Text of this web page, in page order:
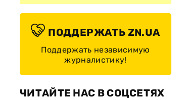
ПОДДЕРЖАТЬ ZN.UA
Поддержать независимую
журналистику!
ЧИТАЙТЕ НАС В СОЦСЕТЯХ